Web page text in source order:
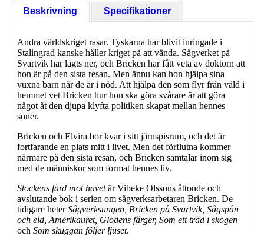
Beskrivning
Specifikationer
Andra världskriget rasar. Tyskarna har blivit inringade i
Stalingrad kanske håller kriget på att vända. Sågverket på
Svartvik har lagts ner, och Bricken har fått veta av doktorn att
hon är på den sista resan. Men ännu kan hon hjälpa sina
vuxna barn när de är i nöd. Att hjälpa den som flyr från våld i
hemmet vet Bricken hur hon ska göra svårare är att göra
något åt den djupa klyfta politiken skapat mellan hennes
söner.
Bricken och Elvira bor kvar i sitt järnspisrum, och det är
fortfarande en plats mitt i livet. Men det förflutna kommer
närmare på den sista resan, och Bricken samtalar inom sig
med de människor som format hennes liv.
Stockens färd mot havetär Vibeke Olssons åttonde och
avslutande bok i serien om sågverksarbetaren Bricken. De
tidigare heterSågverksungen, Bricken på Svartvik, Sågspån
och eld, Amerikauret, Glödens färger, Som ett träd i skogen
och Som skuggan följer ljuset.